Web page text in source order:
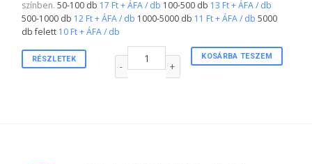
színben.50-100 db 17 Ft + ÁFA / db 100-500 db 13 Ft + ÁFA / db
500-1000 db 12 Ft + ÁFA / db 1000-5000 db 11 Ft + ÁFA / db 5000
db felett 10 Ft + ÁFA / db
RÉSZLETEK KOSÁRBA TESZEM
1"-s karszalag PIROS színben mennyiség